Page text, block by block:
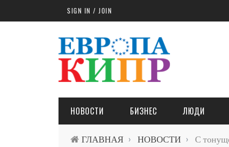
Skip to main contentSIGN IN / JOIN
НОВОСТИ БИЗНЕС ЛЮДИ
ГЛАВНАЯ › НОВОСТИ › С